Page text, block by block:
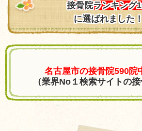
接骨院ランキング
に選ばれました！
名古屋市の接骨院590院
（業界No１検索サイトの接